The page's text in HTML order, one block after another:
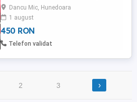
Rolly Toys, recunoscut pentru calitatea și
durabilitatea vehiculelor pentru copii.
Modelul este echipat cu încărcător frontal
funcțional, acționat manual, care permite
ridicarea și transportul diferitelor obiecte
Dancu Mic, Hunedoara
1 august
450 RON
Telefon validat
2 3 ›